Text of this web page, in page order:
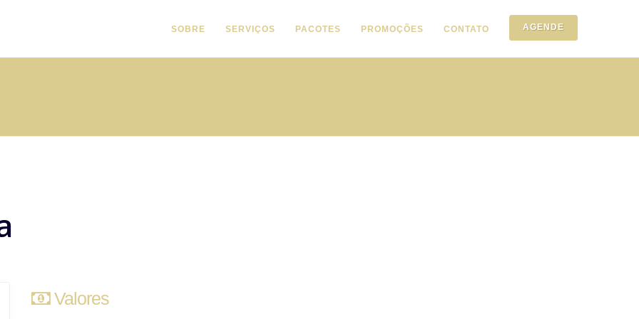
SOBRE SERVIÇOS PACOTES PROMOÇÕES CONTATO AGENDE
Valores